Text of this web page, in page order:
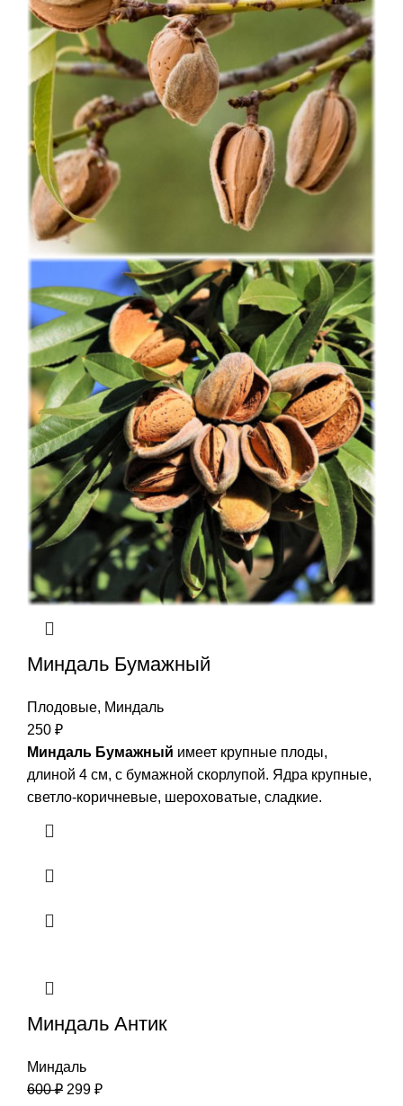
Миндаль Бумажный
Плодовые, Миндаль
250 ₽
Миндаль Бумажный имеет крупные плоды,
длиной 4 см, с бумажной скорлупой. Ядра крупные,
светло-коричневые, шероховатые, сладкие.
Миндаль Антик
Миндаль
600₽ 299 ₽